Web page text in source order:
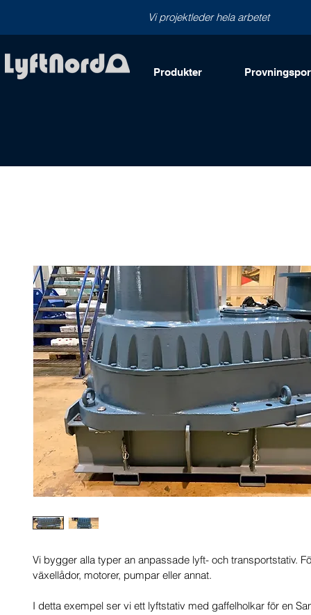
Vi projektleder hela arbetet
Produkter
Vi bygger alla typer an anpassade lyft- och transportstativ.
växellådor, motorer, pumpar eller annat.
I detta exempel ser vi ett lyftstativ med gaffelholkar för en